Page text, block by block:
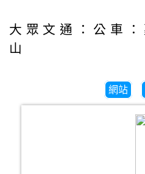
大眾文通：公車
山
網站